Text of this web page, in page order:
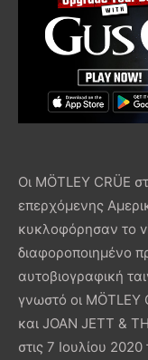
Οι MÖTLEY CRÜE
επερχόμενης
κυκλοφόρησαν το
διαφοροποιημένο
αυτοβιογραφική
γνωστό οι MÖTLEY
και JOAN JETT &
στις 7 Ιουλίου